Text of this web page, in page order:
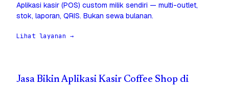
Aplikasi kasir (POS) custom milik sendiri — multi-outlet,
stok, laporan, QRIS. Bukan sewa bulanan.
Lihat layanan →
Jasa Bikin Aplikasi Kasir Coffee Shop di